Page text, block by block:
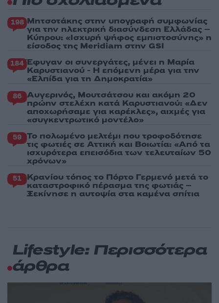
198 Μητσοτάκης στην υπογραφή συμφωνίας
για την ηλεκτρική διασύνδεση Ελλάδας –
Κύπρου: «Ισχυρή ψήφος εμπιστοσύνης» η
είσοδος της Meridiam στην GSI
184 Έφυγαν οι συνεργάτες, μένει η Μαρία
Καρυστιανού - Η επόμενη μέρα για την
«Ελπίδα για τη Δημοκρατία»
86 Αυγερινός, Μουτσάτσου και ακόμη 20
πρώην στελέχη κατά Καρυστιανού: «Δεν
αποχωρήσαμε για καρέκλες», αιχμές για
«συγκεντρωτικό μοντέλο»
59 Το πολωμένο μελτέμι που τροφοδότησε
τις φωτιές σε Αττική και Βοιωτία: «Από τα
ισχυρότερα επεισόδια των τελευταίων 50
χρόνων»
51 Κρανίου τόπος το Πόρτο Γερμενό μετά το
καταστροφικό πέρασμα της φωτιάς –
Ξεκίνησε η αυτοψία στα καμένα σπίτια
Lifestyle: Περισσότερα
άρθρα